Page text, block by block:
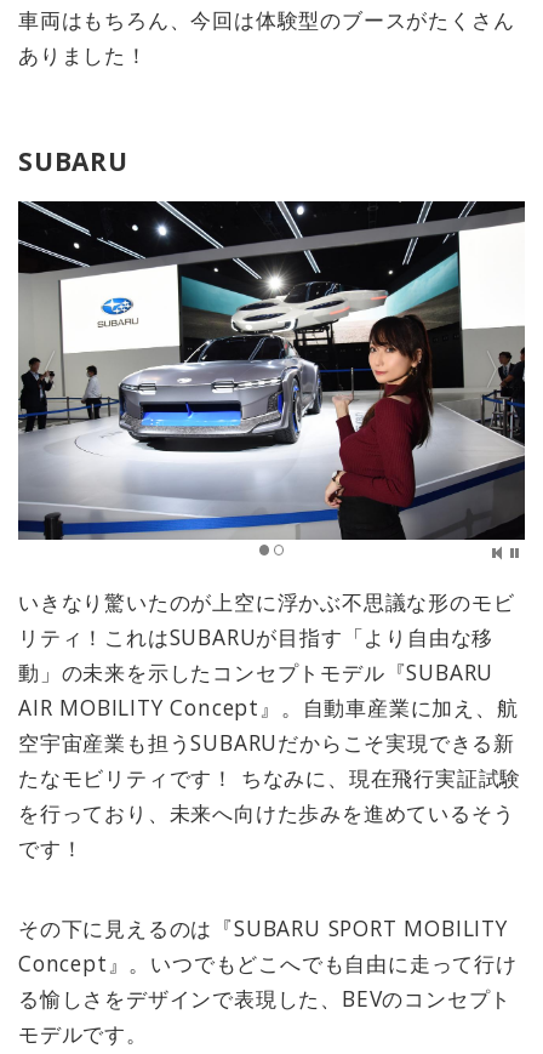
車両はもちろん、今回は体験型のブースがたくさん
ありました！
SUBARU
いきなり驚いたのが上空に浮かぶ不思議な形のモビ
リティ！これはSUBARUが目指す「より自由な移
動」の未来を示したコンセプトモデル『SUBARU
AIR MOBILITY Concept』。自動車産業に加え、航
空宇宙産業も担うSUBARUだからこそ実現できる新
たなモビリティです！ ちなみに、現在飛行実証試験
を行っており、未来へ向けた歩みを進めているそう
です！
その下に見えるのは『SUBARU SPORT MOBILITY
Concept』。いつでもどこへでも自由に走って行け
る愉しさをデザインで表現した、BEVのコンセプト
モデルです。